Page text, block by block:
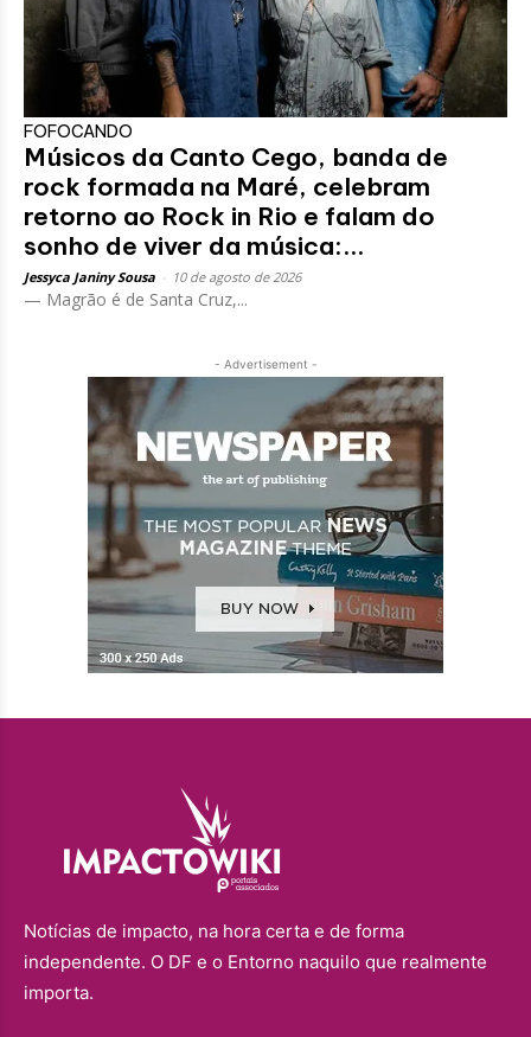
FOFOCANDO
Músicos da Canto Cego, banda de
rock formada na Maré, celebram
retorno ao Rock in Rio e falam do
sonho de viver da música:...
Jessyca Janiny Sousa 10 de agosto de 2026
— Magrão é de Santa Cruz,...
- Advertisement -
Notícias de impacto, na hora certa e de forma
independente. O DF e o Entorno naquilo que realmente
importa.